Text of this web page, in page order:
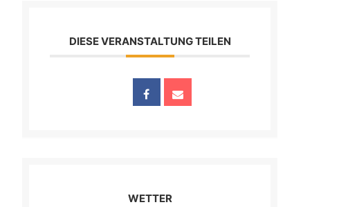
DIESE VERANSTALTUNG TEILEN
WETTER